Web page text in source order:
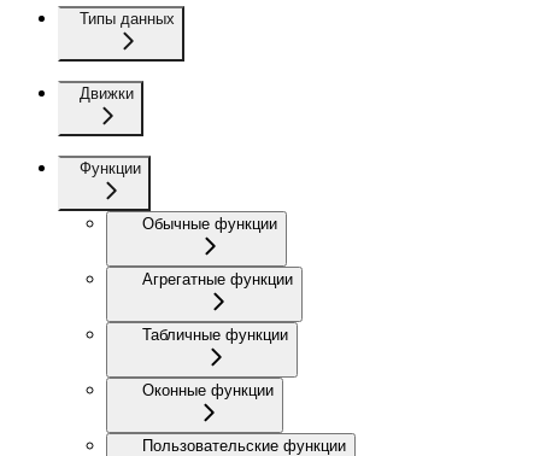
Типы данных
Движки
Функции
Обычные функции
Агрегатные функции
Табличные функции
Оконные функции
Пользовательские функции